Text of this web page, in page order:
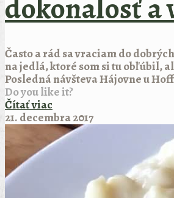
dokonalosť a
Často a rád sa vraciam do
na jedlá, ktoré som si tu obľúbil,
Posledná návšteva Hájovne u
Do you like it?
Čítať viac
21. decembra 2017